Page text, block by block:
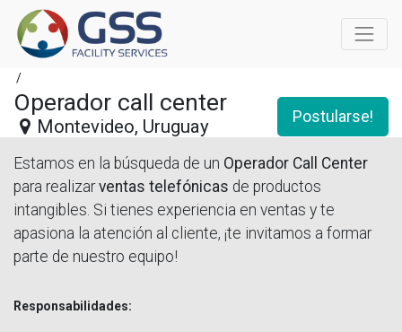
Postularse!
/
Operador call center
Montevideo, Uruguay
Estamos en la búsqueda de un Operador Call Center
para realizarventas telefónicas de productos
intangibles. Si tienes experiencia en ventas y te
apasiona la atención al cliente, ¡te invitamos a formar
parte de nuestro equipo!
Responsabilidades: